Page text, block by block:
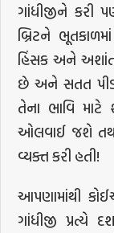
ગાંધીજીને કરી
બ્રિટને
હિંસક અને
છે અને સતત
તેના ભાવિ
ઓલવાઈ જશે
વ્યક્ત કરી હતી!
આપણામાંથી
ગાંધીજી પ્રત્યે